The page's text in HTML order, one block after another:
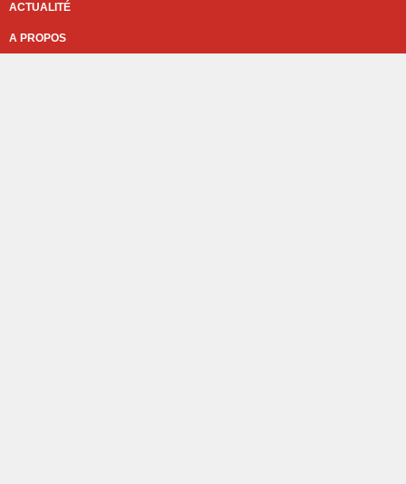
ACTUALITÉ
A PROPOS